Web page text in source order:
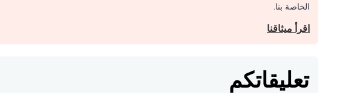
الخاصة بنا.
اقرأ ميثاقنا
تعليقاتكم